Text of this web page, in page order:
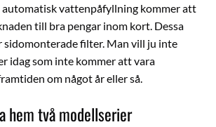
automatisk vattenpåfyllning kommer att
till bra pengar inom kort. Dessa
sidomonterade filter. Man vill ju inte
idag som inte kommer att vara
om något år eller så.
hem två modellserier